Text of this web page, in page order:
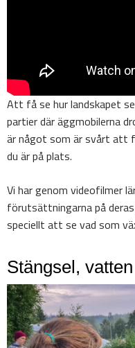
Att få se hur landskapet
partier där äggmobilerna
är något som är svårt att
du är på plats.
Vi har genom videofilmer
förutsättningarna på
speciellt att se vad som
Stängsel,